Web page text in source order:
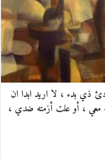
ذي بدء ، لا اريد ابدا ان
معي ، أو علت أزمته ضدي ،